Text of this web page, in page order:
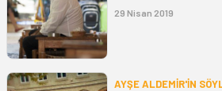
29 Nisan 2019
AYŞE ALDEMİR'İN